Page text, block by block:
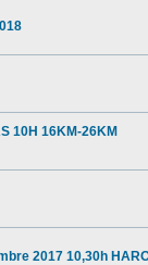
10H 16KM-26KM
2017 10,30h